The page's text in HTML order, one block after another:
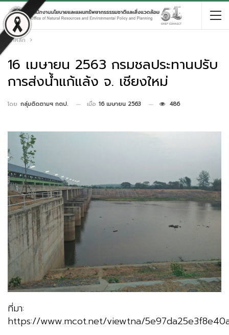
หน้าหลัก
16 เมษายน 2563 กรมชลประทานปรับ
การส่งน้ำแก้แล้ง จ. เชียงใหม่
โดย กลุ่มติดตามฯ กตป. เมื่อ 16 เมษายน 2563 486
ที่มา:
https://www.mcot.net/viewtna/